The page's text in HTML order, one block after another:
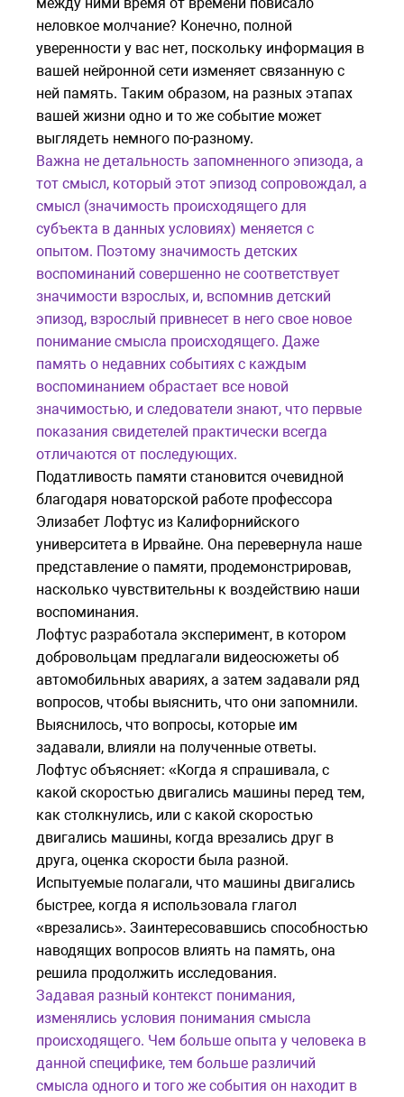
неловкое молчание? Конечно, полной
уверенности у вас нет, поскольку информация в
вашей нейронной сети изменяет связанную с
ней память. Таким образом, на разных этапах
вашей жизни одно и то же событие может
выглядеть немного по-разному.
Важна не детальность запомненного эпизода, а
тот смысл, который этот эпизод сопровождал, а
смысл (значимость происходящего для
субъекта в данных условиях) меняется с
опытом. Поэтому значимость детских
воспоминаний совершенно не соответствует
значимости взрослых, и, вспомнив детский
эпизод, взрослый привнесет в него свое новое
понимание смысла происходящего. Даже
память о недавних событиях с каждым
воспоминанием обрастает все новой
значимостью, и следователи знают, что первые
показания свидетелей практически всегда
отличаются от последующих.
Податливость памяти становится очевидной
благодаря новаторской работе профессора
Элизабет Лофтус из Калифорнийского
университета в Ирвайне. Она перевернула наше
представление о памяти, продемонстрировав,
насколько чувствительны к воздействию наши
воспоминания.
Лофтус разработала эксперимент, в котором
добровольцам предлагали видеосюжеты об
автомобильных авариях, а затем задавали ряд
вопросов, чтобы выяснить, что они запомнили.
Выяснилось, что вопросы, которые им
задавали, влияли на полученные ответы.
Лофтус объясняет: «Когда я спрашивала, с
какой скоростью двигались машины перед тем,
как столкнулись, или с какой скоростью
двигались машины, когда врезались друг в
друга, оценка скорости была разной.
Испытуемые полагали, что машины двигались
быстрее, когда я использовала глагол
«врезались». Заинтересовавшись способностью
наводящих вопросов влиять на память, она
решила продолжить исследования.
Задавая разный контекст понимания,
изменялись условия понимания смысла
происходящего. Чем больше опыта у человека в
данной специфике, тем больше различий
смысла одного и того же события он находит в